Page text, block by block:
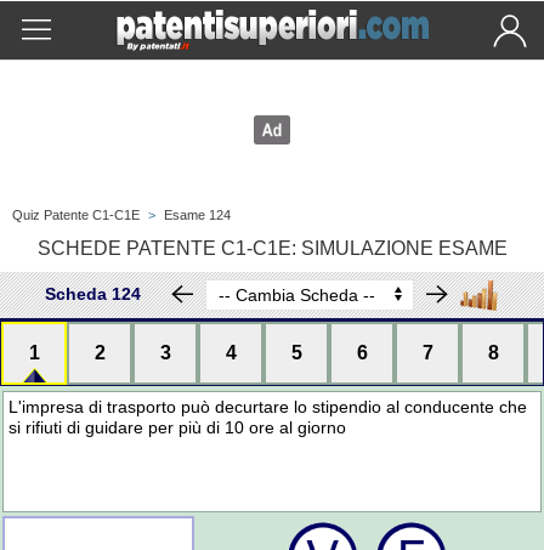
Quiz Patente C1-C1E > Esame 124
SCHEDE PATENTE C1-C1E: SIMULAZIONE ESAME
Scheda 124
1 2 3 4 5 6 7 8
L'impresa di trasporto può decurtare lo stipendio al conducente che
si rifiuti di guidare per più di 10 ore al giorno